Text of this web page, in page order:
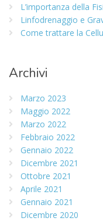
L’importanza della
Linfodrenaggio e
Come trattare la
Archivi
Marzo 2023
Maggio 2022
Marzo 2022
Febbraio 2022
Gennaio 2022
Dicembre 2021
Ottobre 2021
Aprile 2021
Gennaio 2021
Dicembre 2020